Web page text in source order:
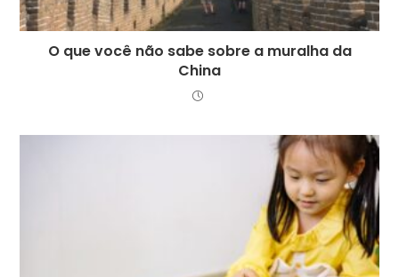
O que você não sabe sobre a muralha da
China